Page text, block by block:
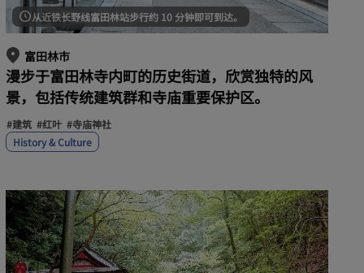
从近铁长野线富田林站步行约 10 分钟即可到达。
富田林市
漫步于富田林寺内町的历史街道，欣赏独特的风
景，包括传统建筑群和寺庙重要保护区。
#建筑 #红叶 #寺庙神社
History & Culture